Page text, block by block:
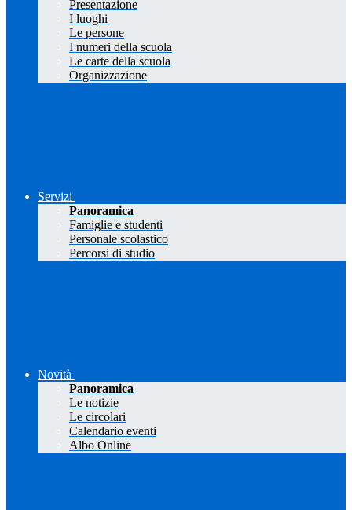
Presentazione
I luoghi
Le persone
I numeri della scuola
Le carte della scuola
Organizzazione
Servizi
Panoramica
Famiglie e studenti
Personale scolastico
Percorsi di studio
Novità
Panoramica
Le notizie
Le circolari
Calendario eventi
Albo Online